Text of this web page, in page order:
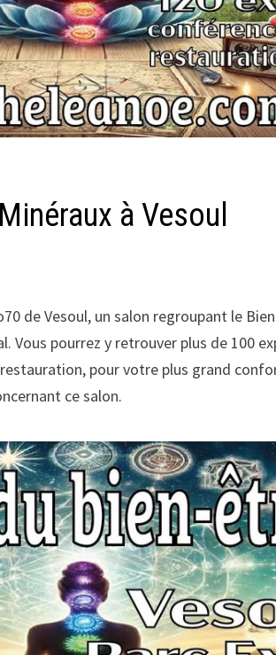
à Vesoul
de Vesoul, un salon regroupant le
Vous pourrez y retrouver plus de 100
pour votre plus grand
ce salon.